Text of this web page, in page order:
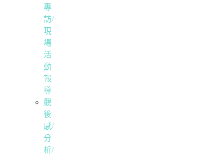
專
訪/
現
場
活
動
報
導
觀
後
感/
分
析/